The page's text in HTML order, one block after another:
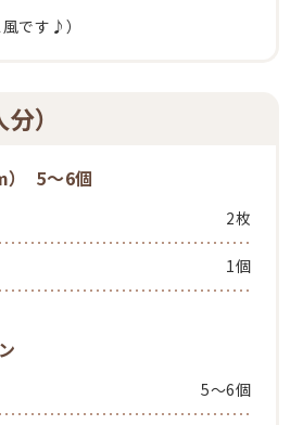
です♪）
）
） 5～6個
2枚
1個
5～6個